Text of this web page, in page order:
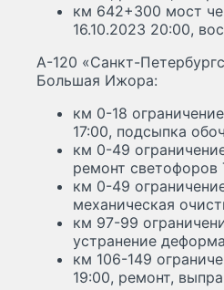
км 642+300 мост
16.10.2023 20:00,
А-120 «Санкт-
Большая Ижора:
км 0-18
17:00, подсыпка
км 0-49
ремонт светофоров
км 0-49
механическая
км 97-99
устранение
км 106-149
19:00, ремонт,